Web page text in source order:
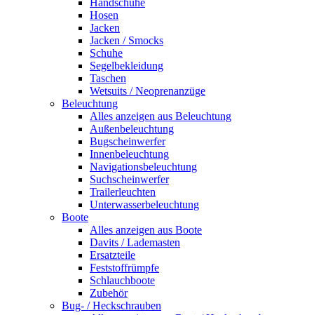
Handschuhe
Hosen
Jacken
Jacken / Smocks
Schuhe
Segelbekleidung
Taschen
Wetsuits / Neoprenanzüge
Beleuchtung
Alles anzeigen aus Beleuchtung
Außenbeleuchtung
Bugscheinwerfer
Innenbeleuchtung
Navigationsbeleuchtung
Suchscheinwerfer
Trailerleuchten
Unterwasserbeleuchtung
Boote
Alles anzeigen aus Boote
Davits / Lademasten
Ersatzteile
Feststoffrümpfe
Schlauchboote
Zubehör
Bug- / Heckschrauben